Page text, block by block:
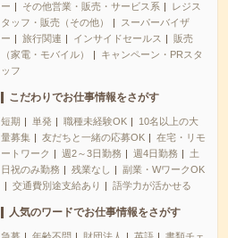
ー
その他営業・販売・サービス系
レジス
タッフ・販売（その他）
スーパーバイザ
ー
旅行関連 インサイドセールス
販売
（家電・モバイル）
キャンペーン・PRスタ
ッフ
こだわりでお仕事情報をさがす
短期 単発 職種未経験OK
10名以上の大
量募集
友だちと一緒の応募OK
在宅・リモ
ートワーク
週2～3日勤務 週4日勤務
土
日祝のみ勤務
残業なし
副業・WワークOK
交通費別途支給あり
語学力が活かせる
人気のワードでお仕事情報をさがす